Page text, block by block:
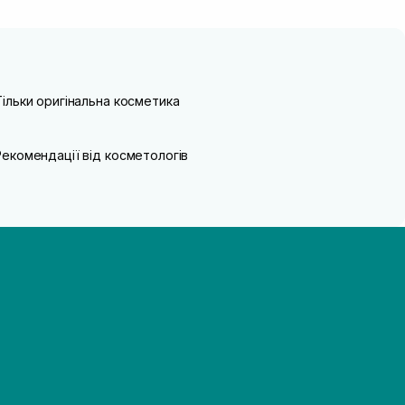
оригінальна косметика
від косметологів